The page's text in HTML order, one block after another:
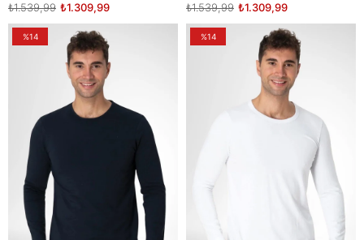
₺1.309,99
₺1.539,99 ₺1.309,99
₺1.539,99
%14 %14